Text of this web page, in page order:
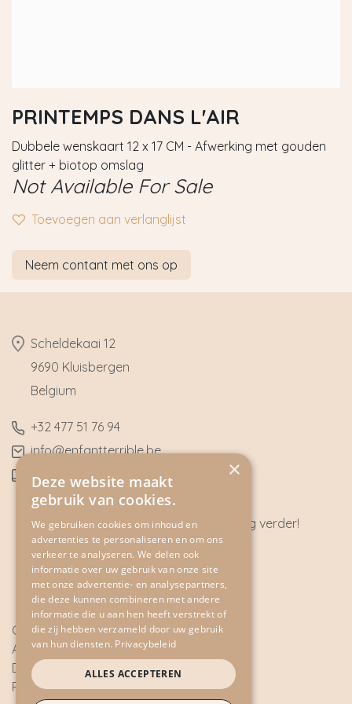
PRINTEMPS DANS L'AIR
Dubbele wenskaart 12 x 17 CM - Afwerking met gouden
glitter + biotop omslag
Not Available For Sale
Toevoegen aan verlanglijst
Neem contant met ons op
​Scheldekaai 12
9690 Kluisbergen
​Belgium
​+32 477 51 76 94
​info@enfantterrible.be
BE0636790746
Heeft u vragen? Wij helpen u graag verder!
CONTACT
Cookie Policy
Algemene voorwaarden
Disclaimer
Privacy Policy
×
Deze website maakt
gebruik van cookies.
We gebruiken cookies om inhoud en
advertenties te personaliseren en om ons
verkeer te analyseren. We delen ook
informatie over uw gebruik van onze site
met onze advertentie- en analysepartners,
die deze kunnen combineren met andere
informatie die u aan hen heeft verstrekt of
die zij hebben verzameld door uw gebruik
van hun diensten. Privacybeleid
ALLES ACCEPTEREN